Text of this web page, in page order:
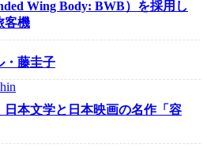
Wing Body: BWB）を採用し
客機
・藤圭子
日本文学と日本映画の名作「容